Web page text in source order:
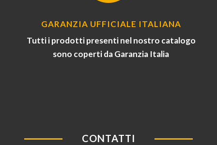
GARANZIA UFFICIALE ITALIANA
Tutti i prodotti presenti nel nostro catalogo
sono coperti da Garanzia Italia
CONTATTI